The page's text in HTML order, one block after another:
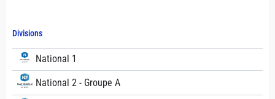
Divisions
National 1
National 2 - Groupe A